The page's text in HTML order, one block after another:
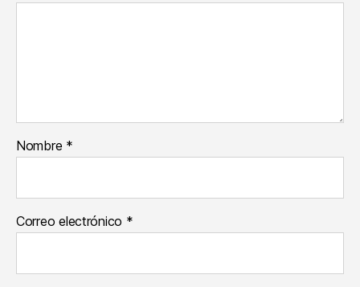
Nombre *
Correo electrónico *